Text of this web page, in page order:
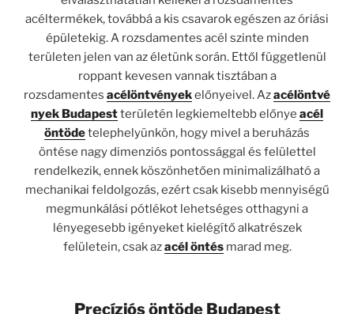
acéltermékek, továbbá a kis csavarok egészen az óriási
épületekig. A rozsdamentes acél szinte minden
területen jelen van az életünk során. Ettől függetlenül
roppant kevesen vannak tisztában a
rozsdamentes acélöntvényekelőnyeivel. Azacélöntvé
nyek Budapestterületén legkiemeltebb előnye acél
öntödetelephelyünkön, hogy mivel a beruházás
öntése nagy dimenziós pontossággal és felülettel
rendelkezik, ennek köszönhetően minimalizálható a
mechanikai feldolgozás, ezért csak kisebb mennyiségű
megmunkálási pótlékot lehetséges otthagyni a
lényegesebb igényeket kielégítő alkatrészek
felületein, csak azacél öntésmarad meg.
Precíziós öntöde Budapest